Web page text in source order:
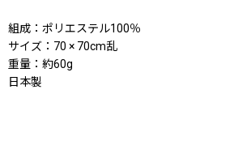
組成：ポリエステル100％
サイズ：70 × 70cm乱
重量：約60g
日本製